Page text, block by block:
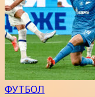
ФУТБОЛ